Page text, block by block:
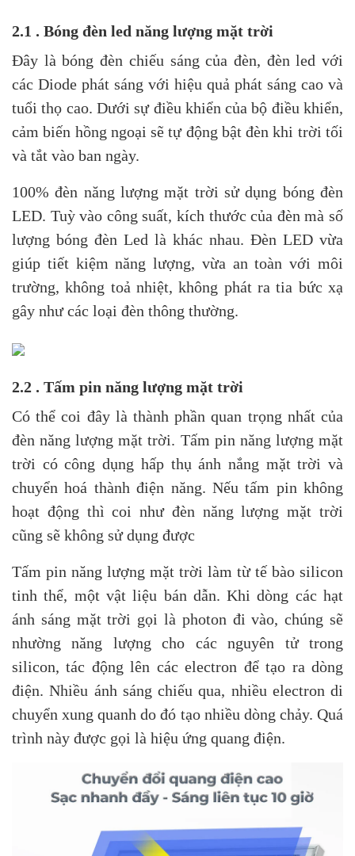
2.1 . Bóng đèn led năng lượng mặt trời
Đây là bóng đèn chiếu sáng của đèn, đèn led với
các Diode phát sáng với hiệu quả phát sáng cao và
tuổi thọ cao. Dưới sự điều khiển của bộ điều khiển,
cảm biến hồng ngoại sẽ tự động bật đèn khi trời tối
và tắt vào ban ngày.
100% đèn năng lượng mặt trời sử dụng bóng đèn
LED. Tuỳ vào công suất, kích thước của đèn mà số
lượng bóng đèn Led là khác nhau. Đèn LED vừa
giúp tiết kiệm năng lượng, vừa an toàn với môi
trường, không toả nhiệt, không phát ra tia bức xạ
gây như các loại đèn thông thường.
2.2 . Tấm pin năng lượng mặt trời
Có thể coi đây là thành phần quan trọng nhất của
đèn năng lượng mặt trời. Tấm pin năng lượng mặt
trời có công dụng hấp thụ ánh nắng mặt trời và
chuyển hoá thành điện năng. Nếu tấm pin không
hoạt động thì coi như đèn năng lượng mặt trời
cũng sẽ không sử dụng được
Tấm pin năng lượng mặt trời làm từ tế bào silicon
tinh thể, một vật liệu bán dẫn. Khi dòng các hạt
ánh sáng mặt trời gọi là photon đi vào, chúng sẽ
nhường năng lượng cho các nguyên tử trong
silicon, tác động lên các electron để tạo ra dòng
điện. Nhiều ánh sáng chiếu qua, nhiều electron di
chuyển xung quanh do đó tạo nhiều dòng chảy. Quá
trình này được gọi là hiệu ứng quang điện.